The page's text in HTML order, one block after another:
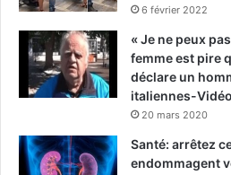
6 février 2022
« Je ne peux
femme est pire
déclare un
italiennes-Vidéo
20 mars 2020
Santé: arrêtez
endommagent